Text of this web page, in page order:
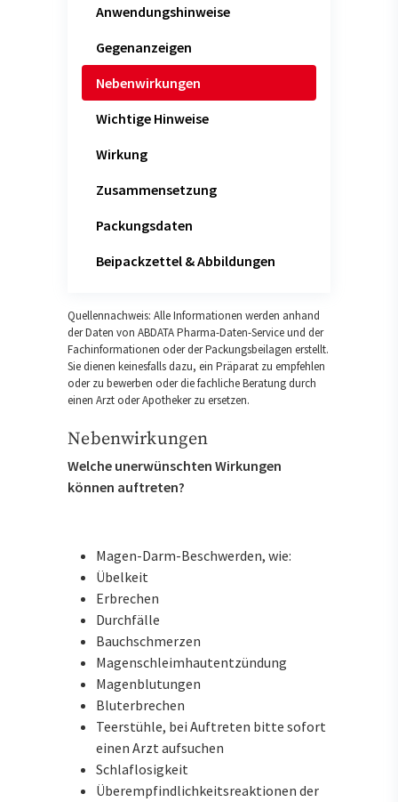
Anwendungshinweise
Gegenanzeigen
Nebenwirkungen
Wichtige Hinweise
Wirkung
Zusammensetzung
Packungsdaten
Beipackzettel & Abbildungen
Quellennachweis: Alle Informationen werden anhand
der Daten von ABDATA Pharma-Daten-Service und der
Fachinformationen oder der Packungsbeilagen erstellt.
Sie dienen keinesfalls dazu, ein Präparat zu empfehlen
oder zu bewerben oder die fachliche Beratung durch
einen Arzt oder Apotheker zu ersetzen.
Nebenwirkungen
Welche unerwünschten Wirkungen
können auftreten?
Magen-Darm-Beschwerden, wie:
Übelkeit
Erbrechen
Durchfälle
Bauchschmerzen
Magenschleimhautentzündung
Magenblutungen
Bluterbrechen
Teerstühle, bei Auftreten bitte sofort
einen Arzt aufsuchen
Schlaflosigkeit
Überempfindlichkeitsreaktionen der